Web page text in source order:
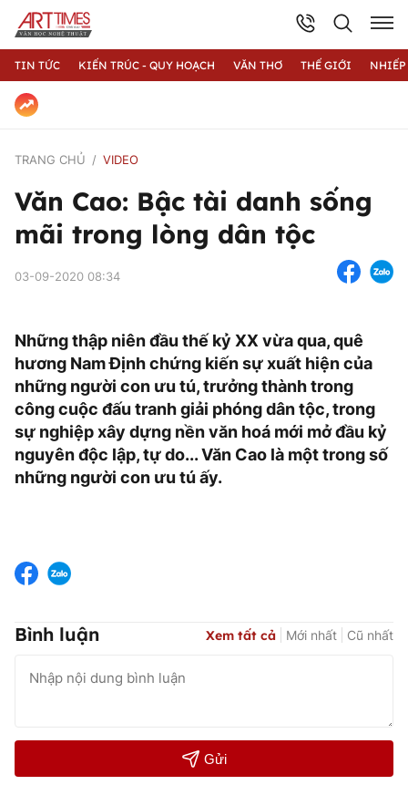
TIN TỨC KIẾN TRÚC - QUY HOẠCH VĂN THƠ THẾ GIỚI
TRANG CHỦ VIDEO
Văn Cao: Bậc tài danh sống
mãi trong lòng dân tộc
03-09-2020 08:34
Những thập niên đầu thế kỷ XX vừa qua, quê
hương Nam Định chứng kiến sự xuất hiện của
những người con ưu tú, trưởng thành trong
công cuộc đấu tranh giải phóng dân tộc, trong
sự nghiệp xây dựng nền văn hoá mới mở đầu kỷ
nguyên độc lập, tự do... Văn Cao là một trong số
những người con ưu tú ấy.
Bình luận Xem tất cả Mới nhất Cũ nhất
Gửi